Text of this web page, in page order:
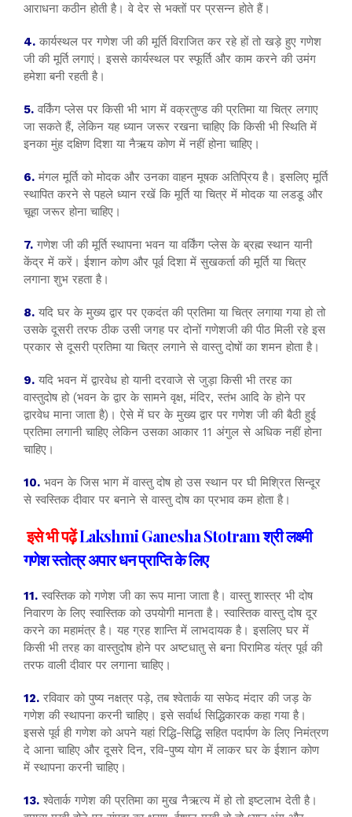
आराधना कठीन होती है। वे देर से भक्तों पर प्रसन्न होते हैं।
4. कार्यस्थल पर गणेश जी की मूर्ति विराजित कर रहे हों तो खड़े हुए गणेश
जी की मूर्ति लगाएं। इससे कार्यस्थल पर स्फूर्ति और काम करने की उमंग
हमेशा बनी रहती है।
5. वर्किंग प्लेस पर किसी भी भाग में वक्रतुण्ड की प्रतिमा या चित्र लगाए
जा सकते हैं, लेकिन यह ध्यान जरूर रखना चाहिए कि किसी भी स्थिति में
इनका मुंह दक्षिण दिशा या नैऋय कोण में नहीं होना चाहिए।
6. मंगल मूर्ति को मोदक और उनका वाहन मूषक अतिप्रिय है। इसलिए मूर्ति
स्थापित करने से पहले ध्यान रखें कि मूर्ति या चित्र में मोदक या लडडू और
चूहा जरूर होना चाहिए।
7. गणेश जी की मूर्ति स्थापना भवन या वर्किंग प्लेस के ब्रह्म स्थान यानी
केंद्र में करें। ईशान कोण और पूर्व दिशा में सुखकर्ता की मूर्ति या चित्र
लगाना शुभ रहता है।
8. यदि घर के मुख्य द्वार पर एकदंत की प्रतिमा या चित्र लगाया गया हो तो
उसके दूसरी तरफ ठीक उसी जगह पर दोनों गणेशजी की पीठ मिली रहे इस
प्रकार से दूसरी प्रतिमा या चित्र लगाने से वास्तु दोषों का शमन होता है।
9. यदि भवन में द्वारवेध हो यानी दरवाजे से जुड़ा किसी भी तरह का
वास्तुदोष हो (भवन के द्वार के सामने वृक्ष, मंदिर, स्तंभ आदि के होने पर
द्वारवेध माना जाता है)। ऐसे में घर के मुख्य द्वार पर गणेश जी की बैठी हुई
प्रतिमा लगानी चाहिए लेकिन उसका आकार 11 अंगुल से अधिक नहीं होना
चाहिए।
10. भवन के जिस भाग में वास्तु दोष हो उस स्थान पर घी मिश्रित सिन्दूर
से स्वस्तिक दीवार पर बनाने से वास्तु दोष का प्रभाव कम होता है।
इसे भी पढ़ेंLakshmi Ganesha Stotram श्री लक्ष्मी
गणेश स्तोत्र अपार धन प्राप्ति के लिए
11. स्वस्तिक को गणेश जी का रूप माना जाता है। वास्तु शास्त्र भी दोष
निवारण के लिए स्वास्तिक को उपयोगी मानता है। स्वास्तिक वास्तु दोष दूर
करने का महामंत्र है। यह ग्रह शान्ति में लाभदायक है। इसलिए घर में
किसी भी तरह का वास्तुदोष होने पर अष्टधातु से बना पिरामिड यंत्र पूर्व की
तरफ वाली दीवार पर लगाना चाहिए।
12. रविवार को पुष्य नक्षत्र पड़े, तब श्वेतार्क या सफेद मंदार की जड़ के
गणेश की स्थापना करनी चाहिए। इसे सर्वार्थ सिद्धिकारक कहा गया है।
इससे पूर्व ही गणेश को अपने यहां रिद्धि-सिद्धि सहित पदार्पण के लिए निमंत्रण
दे आना चाहिए और दूसरे दिन, रवि-पुष्य योग में लाकर घर के ईशान कोण
में स्थापना करनी चाहिए।
13. श्वेतार्क गणेश की प्रतिमा का मुख नैऋत्य में हो तो इष्टलाभ देती है।